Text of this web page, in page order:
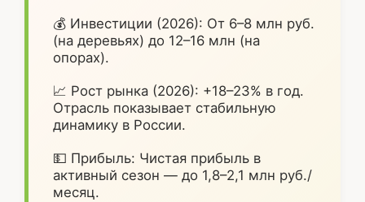
💰 Инвестиции (2026): От 6–8 млн руб.
(на деревьях) до 12–16 млн (на
опорах).
📈 Рост рынка (2026): +18–23% в год.
Отрасль показывает стабильную
динамику в России.
💵 Прибыль: Чистая прибыль в
активный сезон — до 1,8–2,1 млн руб./
месяц.